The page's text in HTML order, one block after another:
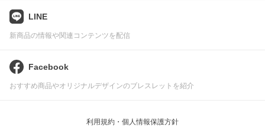
LINE
新商品の情報や関連コンテンツを配信
Facebook
おすすめ商品やオリジナルデザインのブレスレットを紹介
利用規約・個人情報保護方針